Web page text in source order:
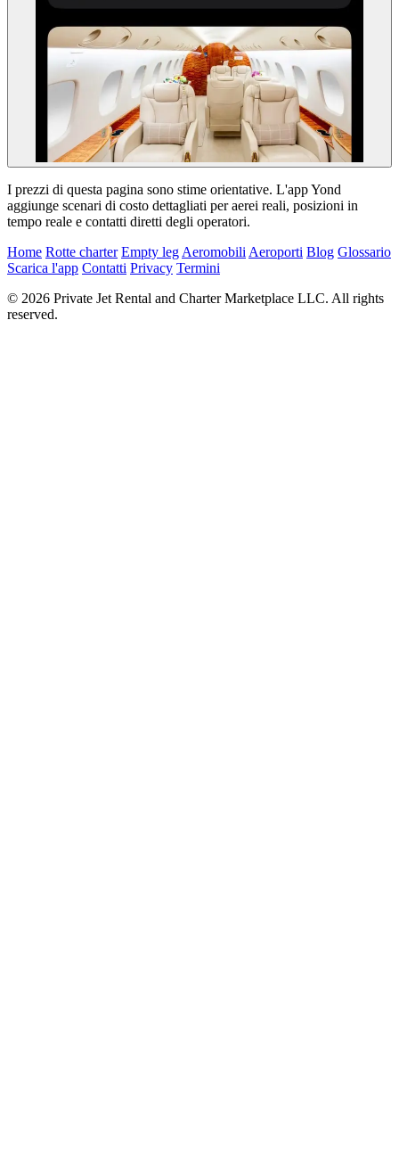
I prezzi di questa pagina sono stime orientative. L'app Yond
aggiunge scenari di costo dettagliati per aerei reali, posizioni in
tempo reale e contatti diretti degli operatori.
Home Rotte charter Empty leg Aeromobili Aeroporti Blog Glossario
Scarica l'app Contatti Privacy Termini
© 2026 Private Jet Rental and Charter Marketplace LLC. All rights
reserved.